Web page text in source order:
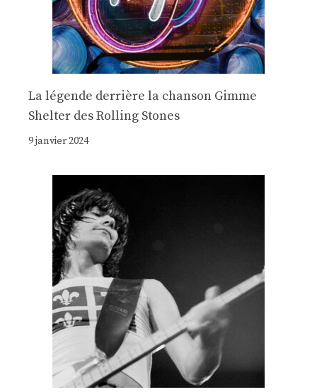
La légende derrière la chanson Gimme
Shelter des Rolling Stones
9 janvier 2024